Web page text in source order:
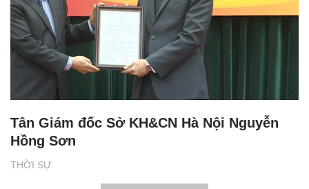
THỜI SỰ
Tân Giám đốc Sở KH&CN Hà Nội Nguyễn
Hồng Sơn